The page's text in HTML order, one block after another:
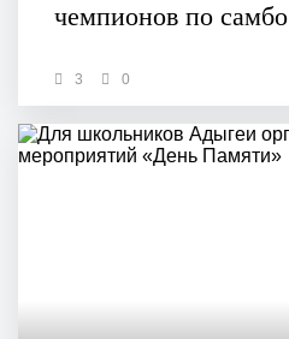
чемпионов по самбо
3 0